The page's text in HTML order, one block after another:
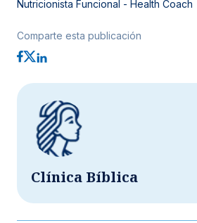
Nutricionista Funcional - Health Coach
Comparte esta publicación
Clínica Bíblica